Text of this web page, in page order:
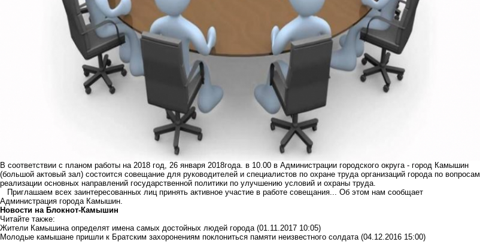
В соответствии с планом работы на 2018 год, 26 января 2018года. в 10.00 в Администрации городского округа - город Камышин
(большой актовый зал) состоится совещание для руководителей и специалистов по охране труда организаций города по вопросам
реализации основных направлений государственной политики по улучшению условий и охраны труда.
Приглашаем всех заинтересованных лиц принять активное участие в работе совещания... Об этом нам сообщает
Администрация города Камышин.
Новости на Блoкнoт-Камышин
Читайте также:
Жители Камышина определят имена самых достойных людей города (01.11.2017 10:05)
Молодые камышане пришли к Братским захоронениям поклониться памяти неизвестного солдата (04.12.2016 15:00)